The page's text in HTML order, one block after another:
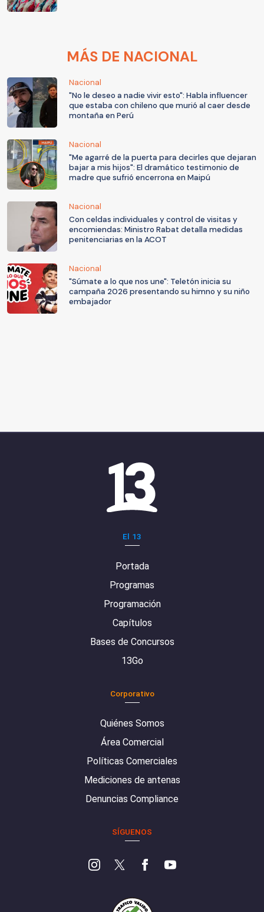
MÁS DE NACIONAL
Nacional
"No le deseo a nadie vivir esto": Habla influencer
que estaba con chileno que murió al caer desde
montaña en Perú
Nacional
"Me agarré de la puerta para decirles que dejaran
bajar a mis hijos": El dramático testimonio de
madre que sufrió encerrona en Maipú
Nacional
Con celdas individuales y control de visitas y
encomiendas: Ministro Rabat detalla medidas
penitenciarias en la ACOT
Nacional
"Súmate a lo que nos une": Teletón inicia su
campaña 2026 presentando su himno y su niño
embajador
El 13
Portada
Programas
Programación
Capítulos
Bases de Concursos
13Go
Corporativo
Quiénes Somos
Área Comercial
Políticas Comerciales
Mediciones de antenas
Denuncias Compliance
SÍGUENOS